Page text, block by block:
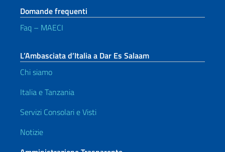
Domande frequenti
Faq – MAECI
L’Ambasciata d’Italia a Dar Es Salaam
Chi siamo
Italia e Tanzania
Servizi Consolari e Visti
Notizie